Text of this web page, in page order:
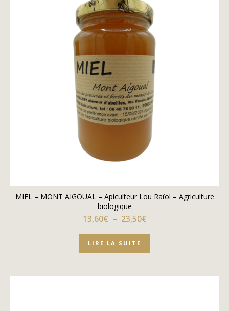
MIEL – MONT AIGOUAL – Apiculteur Lou Raïol – Agriculture
biologique
13,60€ – 23,50€Plage de prix :
LIRE LA SUITE